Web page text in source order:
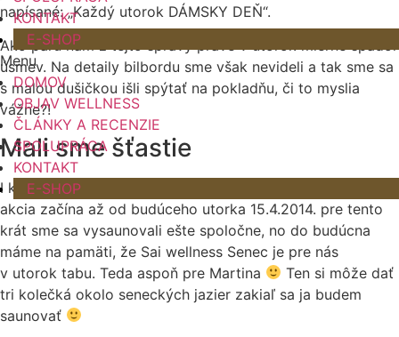
KONTAKT
E-SHOP
Menu
DOMOV
OBJAV WELLNESS
ČLÁNKY A RECENZIE
SPOLUPRÁCA
KONTAKT
E-SHOP
napísané: „Každý utorok DÁMSKY DEŇ“.
Ako páru nám z tejto správy práve v utorok mierne spadol
úsmev. Na detaily bilbordu sme však nevideli a tak sme sa
s malou dušičkou išli spýtať na pokladňu, či to myslia
vážne?!
Mali sme šťastie
I keď bol práve utorok, mali sme šťastie, pretože táto
akcia začína až od budúceho utorka 15.4.2014. pre tento
krát sme sa vysaunovali ešte spoločne, no do budúcna
máme na pamäti, že Sai wellness Senec je pre nás
v utorok tabu. Teda aspoň pre Martina
Ten si môže dať
tri kolečká okolo seneckých jazier zakiaľ sa ja budem
saunovať